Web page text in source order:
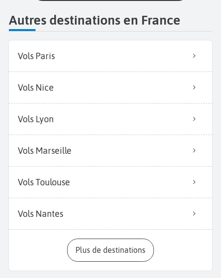
Autres destinations en France
Vols Paris
Vols Nice
Vols Lyon
Vols Marseille
Vols Toulouse
Vols Nantes
Plus de destinations